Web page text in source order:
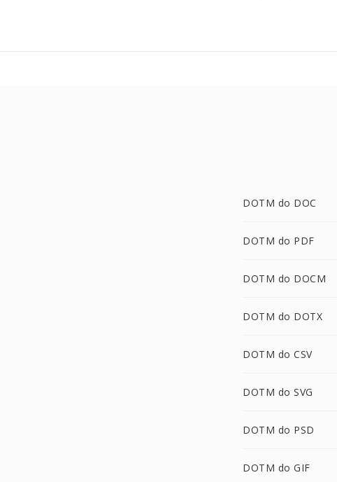
DOTM do DOC
DOTM do PDF
DOTM do DOCM
DOTM do DOTX
DOTM do CSV
DOTM do SVG
DOTM do PSD
DOTM do GIF